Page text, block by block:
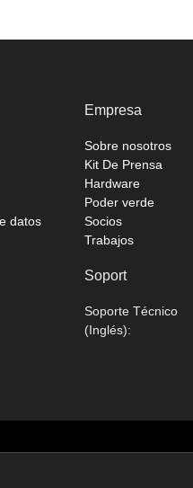
datos
Empresa
Sobre nosotros
Kit De Prensa
Hardware
Poder verde
Socios
Trabajos
Soport
Soporte Técnico
(Inglés):